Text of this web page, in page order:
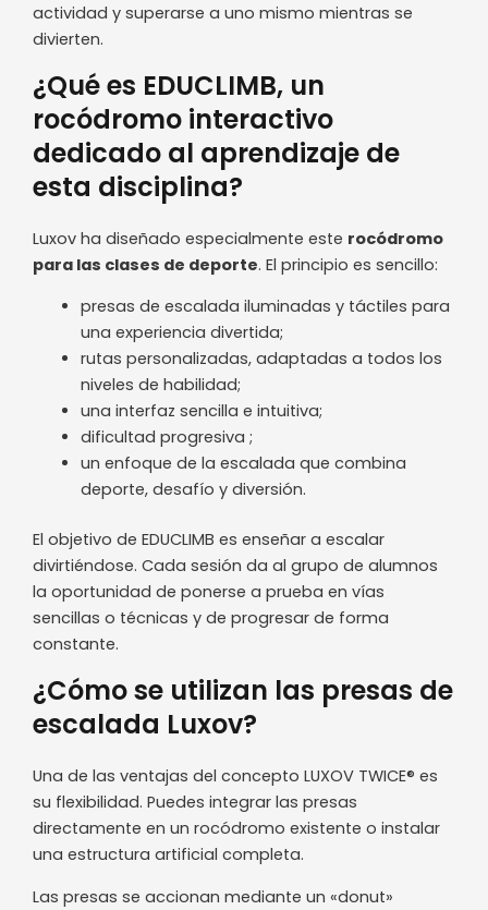
actividad y superarse a uno mismo mientras se
divierten.
¿Qué es EDUCLIMB, un
rocódromo interactivo
dedicado al aprendizaje de
esta disciplina?
Luxov ha diseñado especialmente este rocódromo
para las clases de deporte. El principio es sencillo:
presas de escalada iluminadas y táctiles para
una experiencia divertida;
rutas personalizadas, adaptadas a todos los
niveles de habilidad;
una interfaz sencilla e intuitiva;
dificultad progresiva ;
un enfoque de la escalada que combina
deporte, desafío y diversión.
El objetivo de EDUCLIMB es enseñar a escalar
divirtiéndose. Cada sesión da al grupo de alumnos
la oportunidad de ponerse a prueba en vías
sencillas o técnicas y de progresar de forma
constante.
¿Cómo se utilizan las presas de
escalada Luxov?
Una de las ventajas del concepto LUXOV TWICE® es
su flexibilidad. Puedes integrar las presas
directamente en un rocódromo existente o instalar
una estructura artificial completa.
Las presas se accionan mediante un «donut»